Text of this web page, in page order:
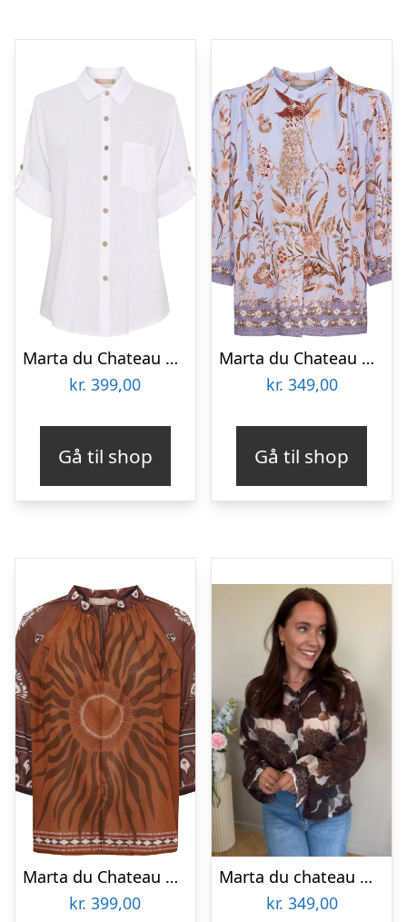
Marta du Chateau dame skjorte MdcKiara 258354 – Optical White
kr. 399,00
Gå til shop
Marta du Chateau dame bluse MdcDestiny 8044 – Celeste3142tps
kr. 349,00
Gå til shop
Marta du Chateau dame bluse MdcValoria 68281 – Brown
kr. 399,00
Marta du chateau Dame Skjorte MDCLAKE 7861 – Originale
kr. 349,00